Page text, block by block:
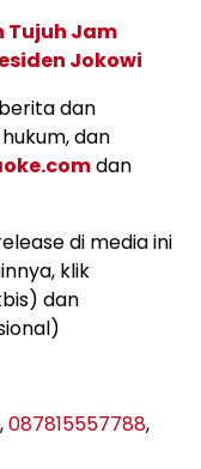
Tujuh Jam
Jokowi
dan
dan
dan
di media ini
klik
dan
,087815557788,